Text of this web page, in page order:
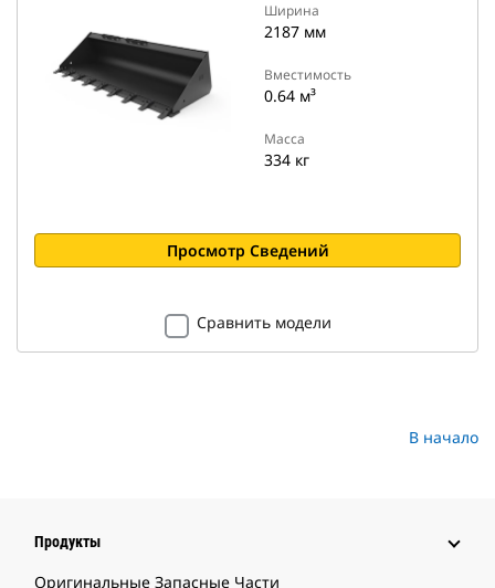
Ширина
2187 мм
Вместимость
0.64 м³
Масса
334 кг
Просмотр Сведений
Сравнить модели
В начало
Продукты
Оригинальные Запасные Части